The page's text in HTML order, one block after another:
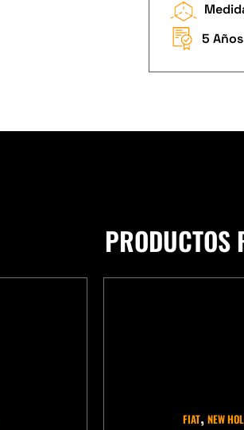
5
PRODUCTOS
FIAT, NEW